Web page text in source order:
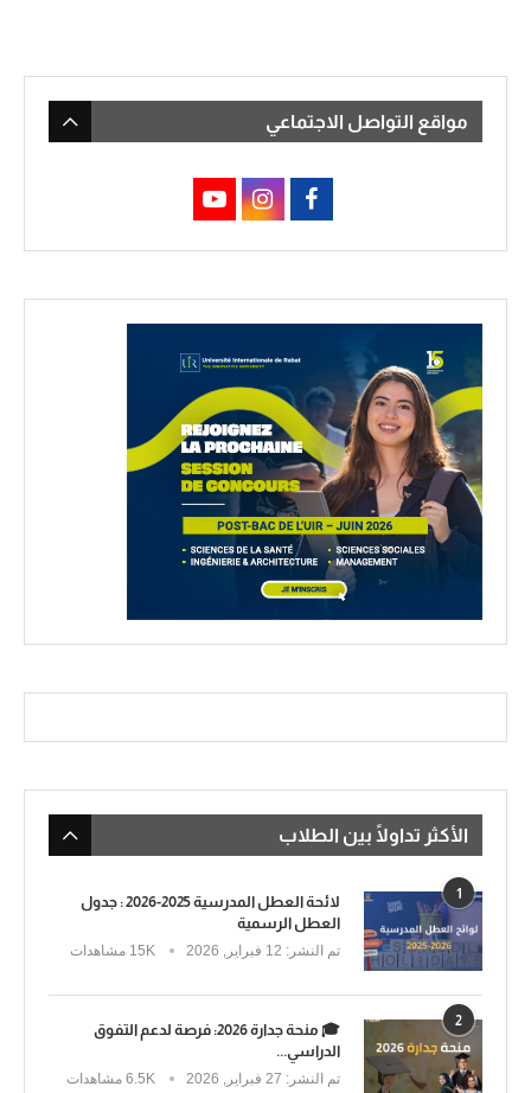
مواقع التواصل الاجتماعي
الأكثر تداولًا بين الطلاب
1
لائحة العطل المدرسية 2025-2026 : جدول
العطل الرسمية
تم النشر: 15K مشاهدات
2
🎓 منحة جدارة 2026: فرصة لدعم التفوق
الدراسي...
تم النشر: 6.5K مشاهدات